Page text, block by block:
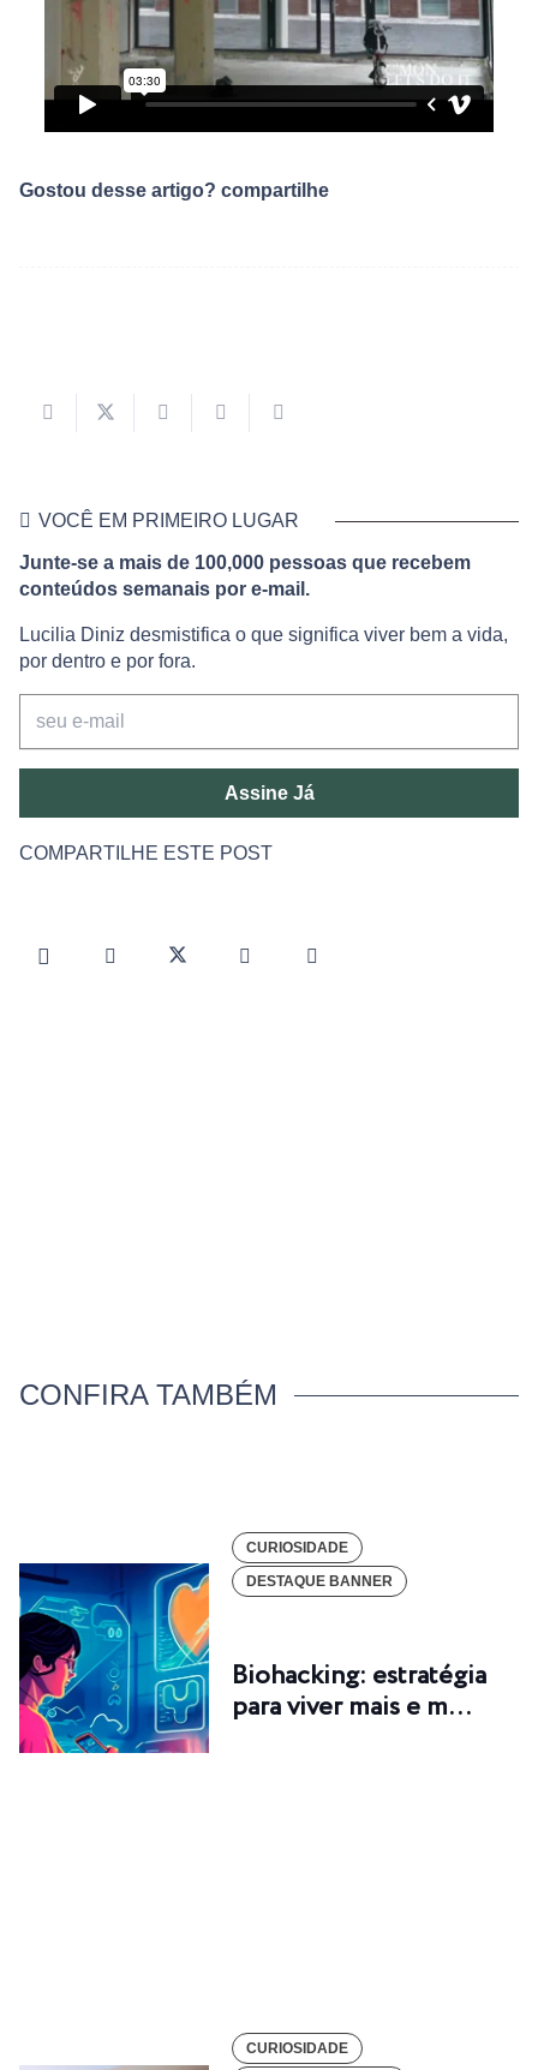
Gostou desse artigo? compartilhe
VOCÊ EM PRIMEIRO LUGAR
Junte-se a mais de 100,000 pessoas que recebem
conteúdos semanais por e-mail.
Lucilia Diniz desmistifica o que significa viver bem a vida,
por dentro e por fora.
Assine Já
COMPARTILHE ESTE POST
CONFIRA TAMBÉM
CURIOSIDADE
DESTAQUE BANNER
Biohacking: estratégia
para viver mais e m…
CURIOSIDADE